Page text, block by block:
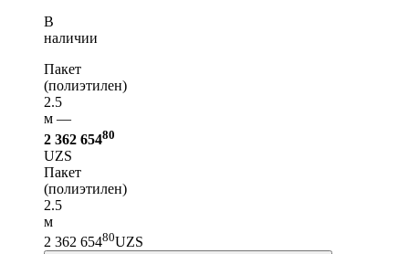
В
наличии
Пакет
(полиэтилен)
2.5
м —
2 362 65480
UZS
Пакет
(полиэтилен)
2.5
м
2 362 65480UZS